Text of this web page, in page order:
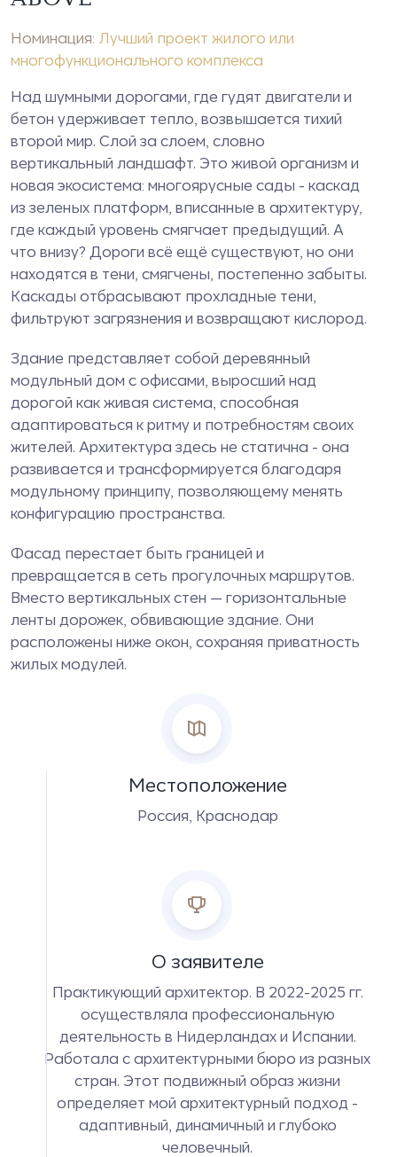
Номинация: Лучший проект жилого или
многофункционального комплекса
Над шумными дорогами, где гудят двигатели и
бетон удерживает тепло, возвышается тихий
второй мир. Слой за слоем, словно
вертикальный ландшафт. Это живой организм и
новая экосистема: многоярусные сады - каскад
из зеленых платформ, вписанные в архитектуру,
где каждый уровень смягчает предыдущий. А
что внизу? Дороги всё ещё существуют, но они
находятся в тени, смягчены, постепенно забыты.
Каскады отбрасывают прохладные тени,
фильтруют загрязнения и возвращают кислород.
Здание представляет собой деревянный
модульный дом с офисами, выросший над
дорогой как живая система, способная
адаптироваться к ритму и потребностям своих
жителей. Архитектура здесь не статична - она
развивается и трансформируется благодаря
модульному принципу, позволяющему менять
конфигурацию пространства.
Фасад перестает быть границей и
превращается в сеть прогулочных маршрутов.
Вместо вертикальных стен — горизонтальные
ленты дорожек, обвивающие здание. Они
расположены ниже окон, сохраняя приватность
жилых модулей.
Местоположение
Россия, Краснодар
О заявителе
Практикующий архитектор. В 2022-2025 гг.
осуществляла профессиональную
деятельность в Нидерландах и Испании.
Работала с архитектурными бюро из разных
стран. Этот подвижный образ жизни
определяет мой архитектурный подход -
адаптивный, динамичный и глубоко
человечный.